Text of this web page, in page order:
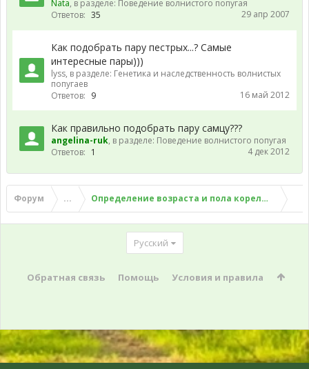
Nata, в разделе: Поведение волнистого попугая
Ответов: 35 29 апр 2007
Как подобрать пару пестрых...? Самые
интересные пары)))
lyss, в разделе: Генетика и наследственность волнистых
попугаев
Ответов: 9 16 май 2012
Как правильно подобрать пару самцу???
angelina-ruk, в разделе: Поведение волнистого попугая
Ответов: 1 4 дек 2012
Форум ... Определение возраста и пола корелл. Плюсы
Русский
Обратная связь Помощь Условия и правила